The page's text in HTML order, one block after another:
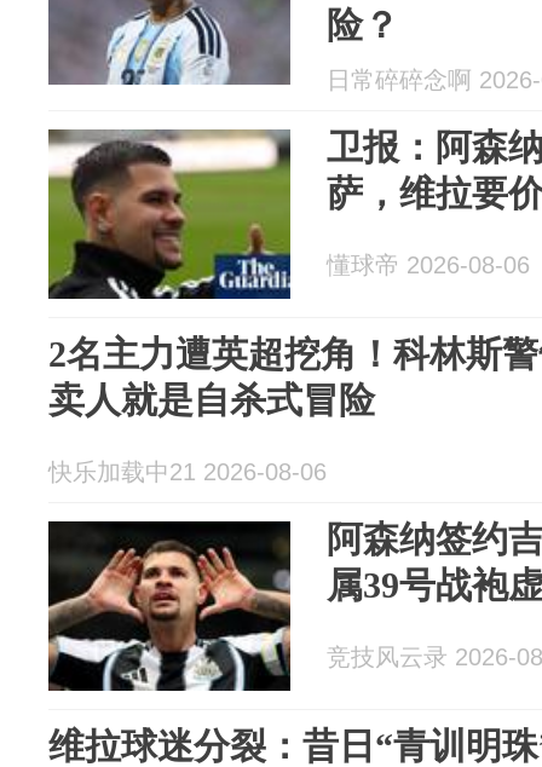
险？
日常碎碎念啊
卫报：阿森
萨，维拉要
懂球帝 2026-08-06
2名主力遭英超挖角！科林斯
卖人就是自杀式冒险
快乐加载中21 2026-08-06
阿森纳签约
属39号战袍
竞技风云录 2026-
维拉球迷分裂：昔日“青训明